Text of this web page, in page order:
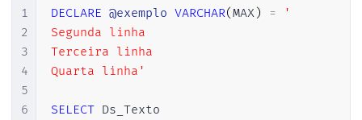
1
2
3
4
5
6
DECLARE @exemplo VARCHAR(MAX) =
'
Segunda linha
Terceira linha
Quarta linha'
SELECT